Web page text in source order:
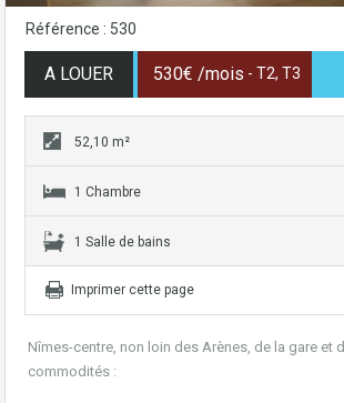
Référence : 530
A LOUER 530€ /mois - T2, T3
52,10 m²
1 Chambre
1 Salle de bains
Imprimer cette page
Nîmes-centre, non loin des Arènes, de la gare et
commodités :